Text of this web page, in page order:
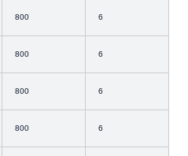
800 6
800 6
800 6
800 6